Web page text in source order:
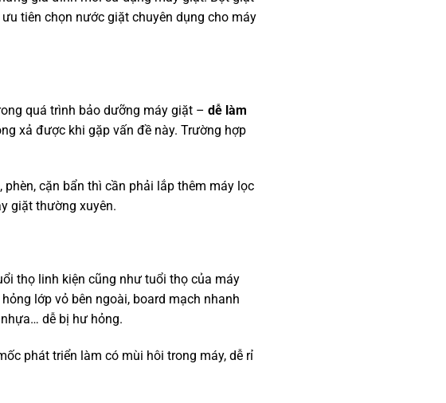
tiên chọn nước giặt chuyên dụng cho máy
quá trình bảo dưỡng máy giặt – dễ làm
xả được khi gặp vấn đề này. Trường hợp
cặn bẩn thì cần phải lắp thêm máy lọc
giặt thường xuyên.
thọ linh kiện cũng như tuổi thọ của máy
lớp vỏ bên ngoài, board mạch nhanh
dễ bị hư hỏng.
phát triển làm có mùi hôi trong máy, dễ rỉ